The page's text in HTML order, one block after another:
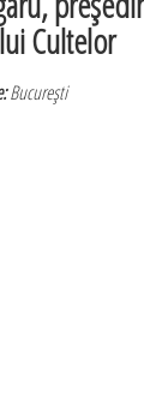
Cultelor
Bucureşti